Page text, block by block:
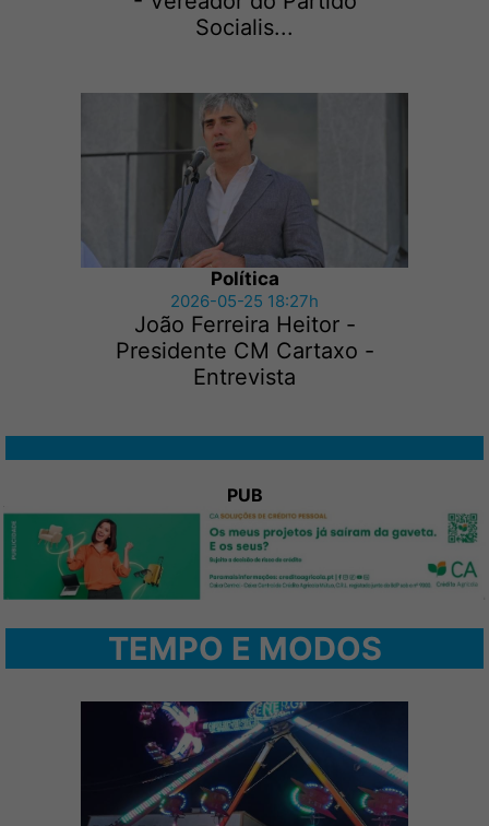
Socialis...
Política
2026-05-25 18:27h
João Ferreira Heitor -
Presidente CM Cartaxo -
Entrevista
PUB
TEMPO E MODOS